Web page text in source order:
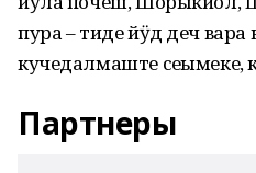
пура – тиде йӱд деч
кучедалмаште сеҥымеке,
Партнеры